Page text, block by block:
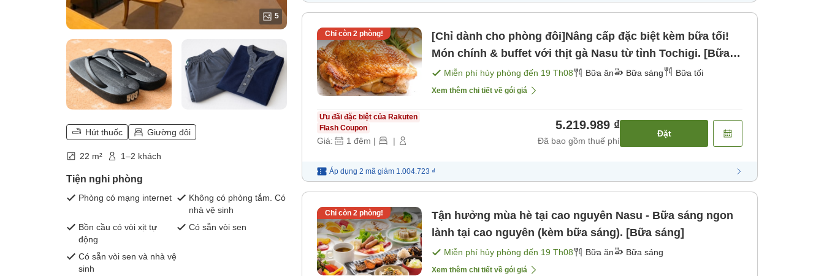
5
Hút thuốc Giường đôi
22 m² 1–2 khách
Tiện nghi phòng
Phòng có mạng internet
Không có phòng tắm. Có
nhà vệ sinh
Bồn cầu có vòi xịt tự
động
Có sẵn vòi sen
Có sẵn vòi sen và nhà vệ
sinh
Chỉ còn 2phòng!
[Chỉ dành cho phòng đôi]Nâng cấp đặc biệt kèm bữa tối!
Món chính & buffet với thịt gà Nasu từ tỉnh Tochigi. [Bữa
sáng] [Bữa tối]
Miễn phí hủy phòng đến 19 Th08 Bữa ăn Bữa sáng Bữa tối
Xem thêm chi tiết về gói giá
Ưu đãi đặc biệt của Rakuten
Flash Coupon
Giá: 1 đêm | |
5.219.989 ₫
Đã bao gồm thuế phí
Đặt
Áp dụng 2 mã giảm 1.004.723 ₫
Chỉ còn 2phòng!
Tận hưởng mùa hè tại cao nguyên Nasu - Bữa sáng ngon
lành tại cao nguyên (kèm bữa sáng). [Bữa sáng]
Miễn phí hủy phòng đến 19 Th08 Bữa ăn Bữa sáng
Xem thêm chi tiết về gói giá